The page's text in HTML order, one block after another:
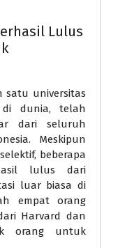
Lulus
satu universitas
di dunia, telah
dari seluruh
Meskipun
beberapa
lulus dari
luar biasa di
empat orang
Harvard dan
orang untuk